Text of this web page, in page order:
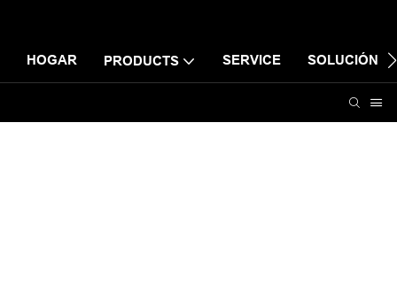
HOGAR PRODUCTS SERVICE SOLUCIÓN